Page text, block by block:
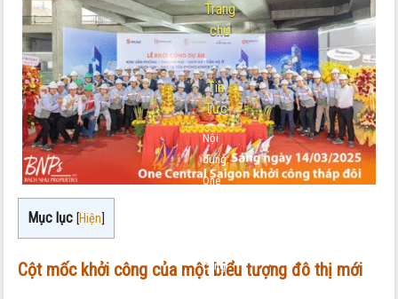
Trang
chủ
-
Tin
Tức
Nội
dung:
One
công
Mục lục [Hiện]
Cột mốc khởi công của một biểu tượng đô thị mới